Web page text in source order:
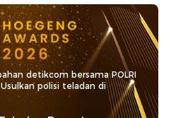
detikcom bersama POLRI
polisi teladan di